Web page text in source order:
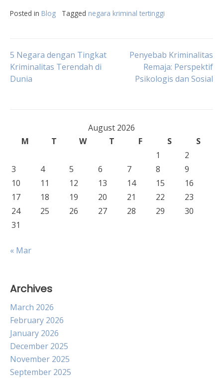
Posted in Blog Tagged negara kriminal tertinggi
Post
navigation
5 Negara dengan Tingkat
Kriminalitas Terendah di
Dunia
Penyebab Kriminalitas
Remaja: Perspektif
Psikologis dan Sosial
August 2026
M
T W T F S
S
1
2
3
4 5 6 7 8
9
10
11 12 13 14 15
16
17
18 19 20 21 22
23
24
25 26 27 28 29
30
31
« Mar
Archives
March 2026
February 2026
January 2026
December 2025
November 2025
September 2025